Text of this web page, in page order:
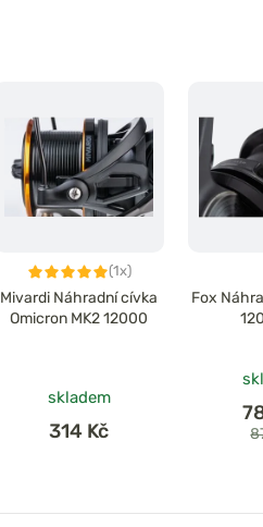
(1x)
Mivardi Náhradní cívka
Omicron MK2 12000
skladem
314 Kč
Fox